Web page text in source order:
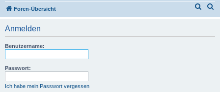
Foren-Übersicht
Anmelden
Benutzername:
Passwort:
Ich habe mein Passwort vergessen